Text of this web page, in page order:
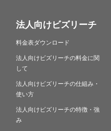
法人向けビズリーチ
料金表ダウンロード
法人向けビズリーチの料金に関
して
法人向けビズリーチの仕組み・
使い方
法人向けビズリーチの特徴・強
み